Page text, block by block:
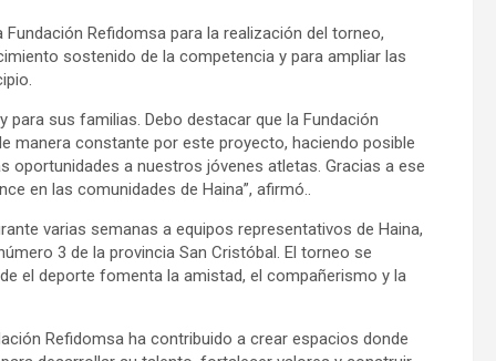
Refidomsa para la realización del torneo,
sostenido de la competencia y para ampliar las
sus familias. Debo destacar que la Fundación
manera constante por este proyecto, haciendo posible
oportunidades a nuestros jóvenes atletas. Gracias a ese
en las comunidades de Haina”, afirmó..
varias semanas a equipos representativos de Haina,
3 de la provincia San Cristóbal. El torneo se
el deporte fomenta la amistad, el compañerismo y la
Refidomsa ha contribuido a crear espacios donde